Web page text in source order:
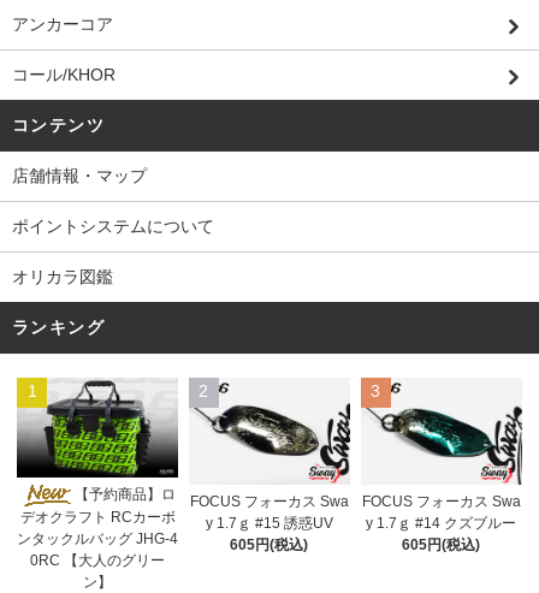
アンカーコア
コール/KHOR
コンテンツ
店舗情報・マップ
ポイントシステムについて
オリカラ図鑑
ランキング
1
【予約商品】ロ
デオクラフト RCカーボ
ンタックルバッグ JHG-4
0RC 【大人のグリー
ン】
2
FOCUS フォーカス Swa
y 1.7ｇ #15 誘惑UV
605円(税込)
3
FOCUS フォーカス Swa
y 1.7ｇ #14 クズブルー
605円(税込)